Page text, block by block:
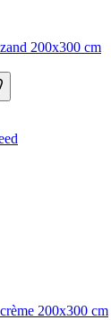
200x300 cm
200x300 cm